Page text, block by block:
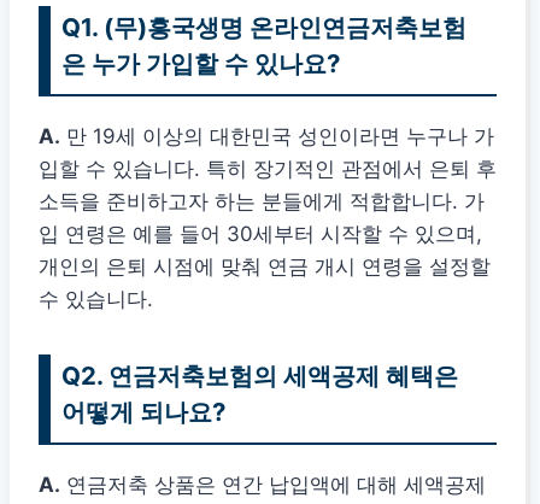
Q1. (무)흥국생명 온라인연금저축보험
은 누가 가입할 수 있나요?
A. 만 19세 이상의 대한민국 성인이라면 누구나 가
입할 수 있습니다. 특히 장기적인 관점에서 은퇴 후
소득을 준비하고자 하는 분들에게 적합합니다. 가
입 연령은 예를 들어 30세부터 시작할 수 있으며,
개인의 은퇴 시점에 맞춰 연금 개시 연령을 설정할
수 있습니다.
Q2. 연금저축보험의 세액공제 혜택은
어떻게 되나요?
A. 연금저축 상품은 연간 납입액에 대해 세액공제